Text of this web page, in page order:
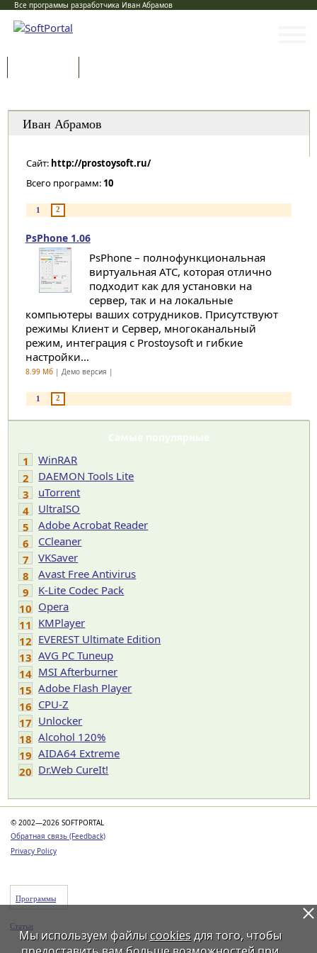
Все программы разработчика Иван Абрамов
Иван Абрамов
Сайт: http://prostoysoft.ru/
Всего программ: 10
1 2
PsPhone 1.06
PsPhone – полнофункциональная
виртуальная АТС, которая отлично
подходит как для установки на
сервер, так и на локальные
компьютеры ваших сотрудников. Присутствуют
режимы Клиент и Сервер, многоканальный
режим, интеграция с Prostoysoft и гибкие
настройки...
8.99 Мб| Демо версия |
1 2
Самые популярные
1
WinRAR
2
DAEMON Tools Lite
3
uTorrent
4
UltraISO
5
Adobe Acrobat Reader
6
CCleaner
7
VKSaver
8
Avast Free Antivirus
9
K-Lite Codec Pack
10 Opera
11 KMPlayer
12 EVEREST Ultimate Edition
13 AVG PC Tuneup
14 MSI Afterburner
15 Adobe Flash Player
16 CPU-Z
17 Unlocker
18 Alcohol 120%
19 AIDA64 Extreme
20 Dr.Web CureIt!
© 2002—2026 SOFTPORTAL
Обратная связь (Feedback)
Privacy Policy
Программы
Статьи
Мы используем файлы cookiesдля того, чтобы